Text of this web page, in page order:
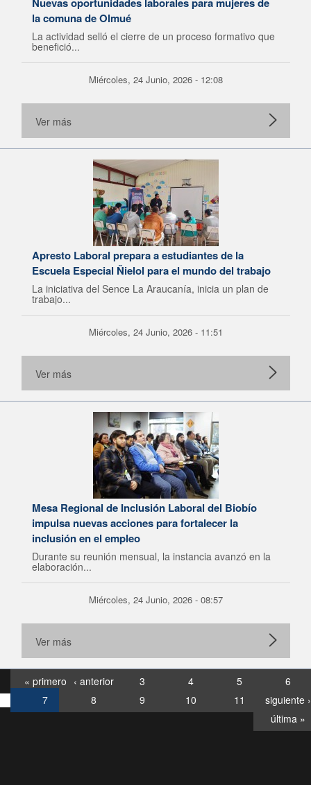
la comuna de Olmué
La actividad selló el cierre de un proceso formativo que
benefició...
Miércoles, 24 Junio, 2026 - 12:08
Ver más
Apresto Laboral prepara a estudiantes de la
Escuela Especial Ñielol para el mundo del trabajo
La iniciativa del Sence La Araucanía, inicia un plan de
trabajo...
Miércoles, 24 Junio, 2026 - 11:51
Ver más
Mesa Regional de Inclusión Laboral del Biobío
impulsa nuevas acciones para fortalecer la
inclusión en el empleo
Durante su reunión mensual, la instancia avanzó en la
elaboración...
Miércoles, 24 Junio, 2026 - 08:57
Ver más
« primero ‹ anterior 3 4 5
6
7
8 9 10 11
siguiente ›
última »